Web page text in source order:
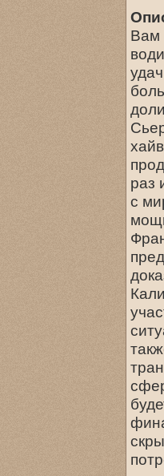
Вам
раз
с